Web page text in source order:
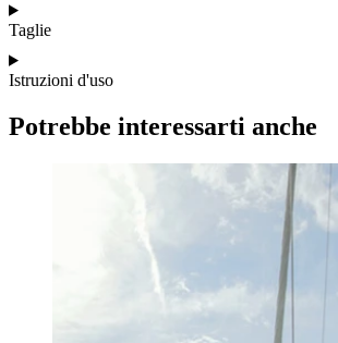
Taglie
Istruzioni d'uso
Potrebbe interessarti anche